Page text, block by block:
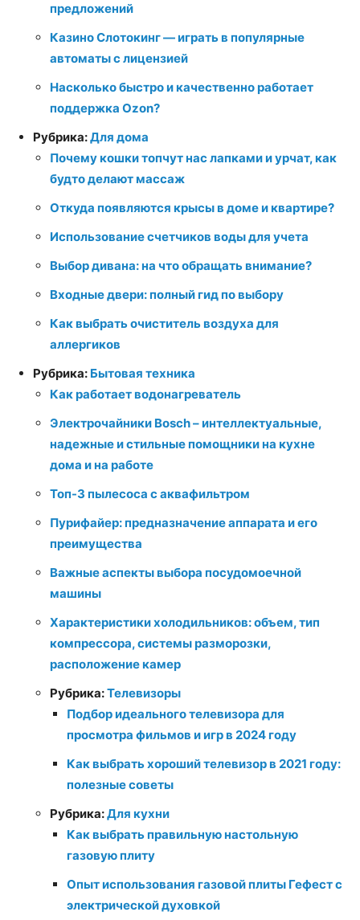
предложений
Казино Слотокинг — играть в популярные
автоматы с лицензией
Насколько быстро и качественно работает
поддержка Ozon?
Рубрика:Для дома
Почему кошки топчут нас лапками и урчат, как
будто делают массаж
Откуда появляются крысы в доме и квартире?
Использование счетчиков воды для учета
Выбор дивана: на что обращать внимание?
Входные двери: полный гид по выбору
Как выбрать очиститель воздуха для
аллергиков
Рубрика: Бытовая техника
Как работает водонагреватель
Электрочайники Bosch – интеллектуальные,
надежные и стильные помощники на кухне
дома и на работе
Топ-3 пылесоса с аквафильтром
Пурифайер: предназначение аппарата и его
преимущества
Важные аспекты выбора посудомоечной
машины
Характеристики холодильников: объем, тип
компрессора, системы разморозки,
расположение камер
Рубрика:Телевизоры
Подбор идеального телевизора для
просмотра фильмов и игр в 2024 году
Как выбрать хороший телевизор в 2021 году:
полезные советы
Рубрика:Для кухни
Как выбрать правильную настольную
газовую плиту
Опыт использования газовой плиты Гефест с
электрической духовкой